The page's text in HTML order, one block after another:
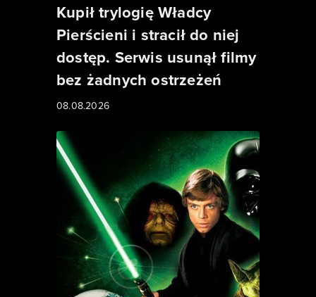
Kupił trylogię Władcy
Pierścieni i stracił do niej
dostęp. Serwis usunął filmy
bez żadnych ostrzeżeń
08.08.2026